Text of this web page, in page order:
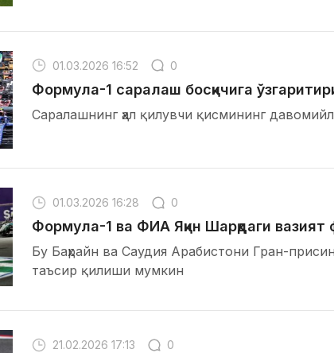
01.03.2026 16:52 0
Формула-1 саралаш босқичига
Саралашнинг ҳал қилувчи қисмининг
01.03.2026 16:28 0
Формула-1 ва ФИA Яқин Шарқдаги
Бу Баҳрайн ва Саудия Арабистони Гран-
таъсир қилиши мумкин
21.02.2026 17:13 0